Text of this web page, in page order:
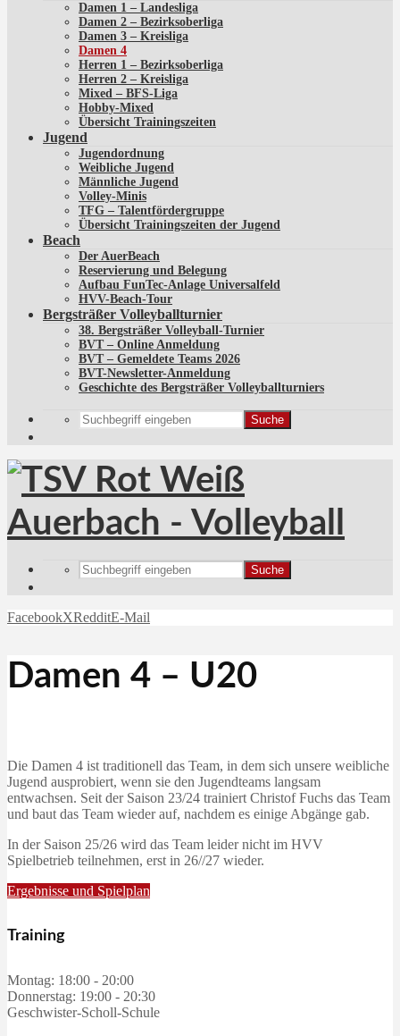
Damen 1 – Landesliga
Damen 2 – Bezirksoberliga
Damen 3 – Kreisliga
Damen 4
Herren 1 – Bezirksoberliga
Herren 2 – Kreisliga
Mixed – BFS-Liga
Hobby-Mixed
Übersicht Trainingszeiten
Jugend
Jugendordnung
Weibliche Jugend
Männliche Jugend
Volley-Minis
TFG – Talentfördergruppe
Übersicht Trainingszeiten der Jugend
Beach
Der AuerBeach
Reservierung und Belegung
Aufbau FunTec-Anlage Universalfeld
HVV-Beach-Tour
Bergsträßer Volleyballturnier
38. Bergsträßer Volleyball-Turnier
BVT – Online Anmeldung
BVT – Gemeldete Teams 2026
BVT-Newsletter-Anmeldung
Geschichte des Bergsträßer Volleyballturniers
Suche
Suche
FacebookXRedditE-Mail
Damen 4 – U20
Die Damen 4 ist traditionell das Team, in dem sich unsere weibliche
Jugend ausprobiert, wenn sie den Jugendteams langsam
entwachsen. Seit der Saison 23/24 trainiert Christof Fuchs das Team
und baut das Team wieder auf, nachdem es einige Abgänge gab.
In der Saison 25/26 wird das Team leider nicht im HVV
Spielbetrieb teilnehmen, erst in 26//27 wieder.
Ergebnisse und Spielplan
Training
Montag: 18:00 - 20:00
Donnerstag: 19:00 - 20:30
Geschwister-Scholl-Schule